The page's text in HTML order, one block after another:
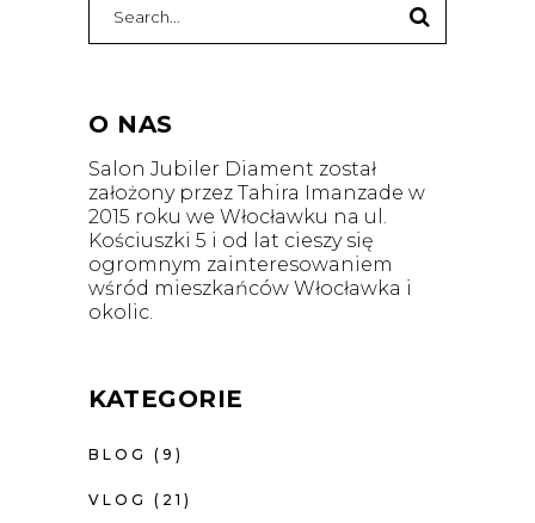
O NAS
Salon Jubiler Diament został
założony przez Tahira Imanzade w
2015 roku we Włocławku na ul.
Kościuszki 5 i od lat cieszy się
ogromnym zainteresowaniem
wśród mieszkańców Włocławka i
okolic.
KATEGORIE
BLOG (9)
VLOG (21)